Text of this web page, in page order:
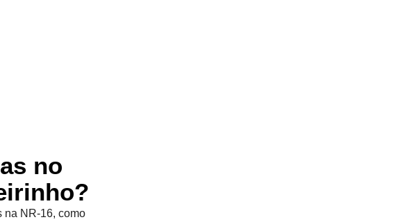
no
na NR-16, como